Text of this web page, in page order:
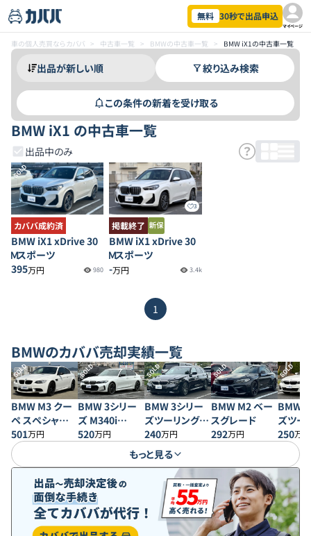
無料 30秒で出品申込
マイページ
車の個人売買ならカババ > 中古車一覧 > BMWの中古車一覧 > BMW iX1の中古車一覧
絞り込み検索
この条件の新着を受け取る
BMW iX1 の中古車一覧
出品中のみ
SOLD
カババ成約済
BMW iX1 xDrive 30
Ｍスポーツ
395万円 980
3
掲載終了
BMW iX1 xDrive 30
Ｍスポーツ
-万円 3.4k
1
BMWのカババ売却実績一覧
SOLD
BMW M3 クー
ペ スペシャルエ
ディション
501万円
SOLD
BMW 3シリー
ズ M340i
xDrive
520万円
SOLD
BMW 3シリー
ズツーリング
330i Mスポー
ツ
240万円
SOLD
BMW M2 ベー
スグレード
292万円
SOLD
BMW
ズツー
320d
スポー
250万円
もっと見る